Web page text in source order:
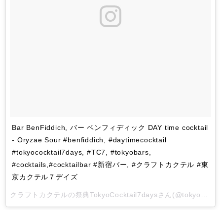
Bar BenFiddich, バー ベンフィディック DAY time cocktail
- Oryzae Sour #benfiddich, #daytimecocktail
#tokyococktail7days, #TC7, #tokyobars,
#cocktails,#cocktailbar #新宿バー, #クラフトカクテル #東
京カクテル７デイズ
クラフトカクテルの祭典TokyoCocktail7days さん(@tokyococktail7days)がシェアした投稿 -